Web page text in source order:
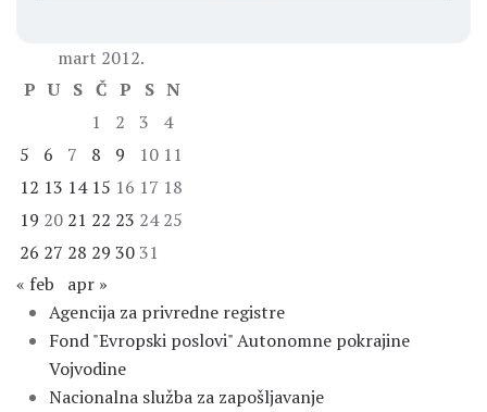
mart 2012.
P U S Č P S N
1
2 3
4
5
6 7 8 9 10 11
12 13 14 15 16 17 18
19 20 21 22 23 24 25
26 27 28 29 30 31
« feb
apr »
Agencija za privredne registre
Fond "Evropski poslovi" Autonomne pokrajine
Vojvodine
Nacionalna služba za zapošljavanje